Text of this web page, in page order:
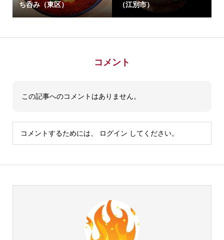
ち呑み（東区）
（江別市）
コメント
この記事へのコメントはありません。
コメントするためには、 ログイン してください。